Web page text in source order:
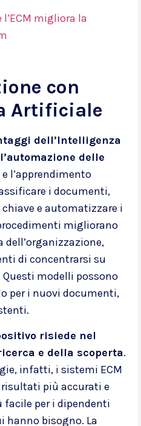
l’ECM migliora la
con
Artificiale
dell’Intelligenza
delle
e l’apprendimento
i documenti,
e automatizzare i
migliorano
dell’organizzazione,
di concentrarsi su
modelli possono
per i nuovi documenti,
risiede nel
e della scoperta.
infatti, i sistemi ECM
più accurati e
facile per i dipendenti
hanno bisogno. La